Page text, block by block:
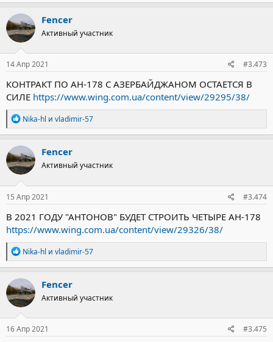
а
к
ц
и
и
:
Fencer
Активный участник
14 Апр 2021 #3.473
КОНТРАКТ ПО АН-178 С АЗЕРБАЙДЖАНОМ ОСТАЕТСЯ В
СИЛЕ https://www.wing.com.ua/content/view/29295/38/
Р
е
а
к
ц
и
и
:
Nika-hl и vladimir-57
Fencer
Активный участник
15 Апр 2021 #3.474
В 2021 ГОДУ "АНТОНОВ" БУДЕТ СТРОИТЬ ЧЕТЫРЕ АН-178
https://www.wing.com.ua/content/view/29326/38/
Р
е
а
к
ц
и
и
:
Nika-hl и vladimir-57
Fencer
Активный участник
16 Апр 2021 #3.475